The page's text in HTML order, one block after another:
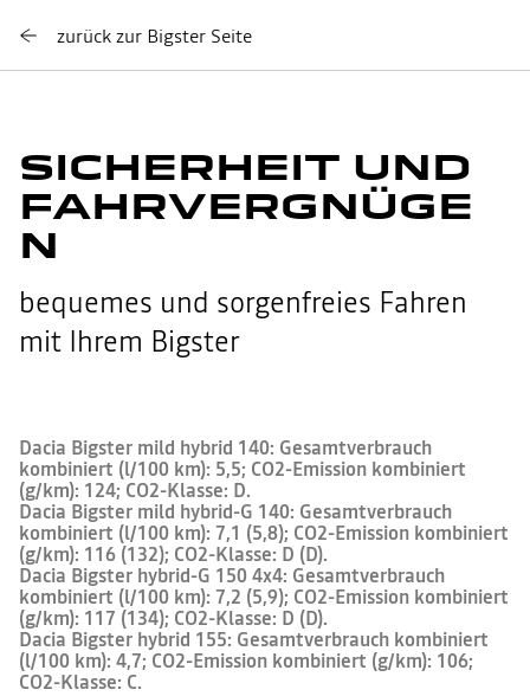
zurück zur Bigster Seite
SICHERHEIT UND
FAHRVERGNÜGE
N
bequemes und sorgenfreies Fahren
mit Ihrem Bigster
Dacia Bigster mild hybrid 140: Gesamtverbrauch
kombiniert (l/100 km): 5,5; CO2-Emission kombiniert
(g/km): 124; CO2-Klasse: D.
Dacia Bigster mild hybrid-G 140: Gesamtverbrauch
kombiniert (l/100 km): 7,1 (5,8); CO2-Emission kombiniert
(g/km): 116 (132); CO2-Klasse: D (D).
Dacia Bigster hybrid-G 150 4x4: Gesamtverbrauch
kombiniert (l/100 km): 7,2 (5,9); CO2-Emission kombiniert
(g/km): 117 (134); CO2-Klasse: D (D).
Dacia Bigster hybrid 155: Gesamtverbrauch kombiniert
(l/100 km): 4,7; CO2-Emission kombiniert (g/km): 106;
CO2-Klasse: C.